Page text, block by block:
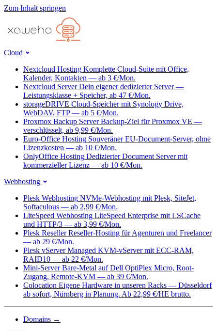
Zum Inhalt springen
Cloud
Nextcloud Hosting Komplette Cloud-Suite mit Office,
Kalender, Kontakten — ab 3 €/Mon.
Nextcloud Server Dein eigener dedizierter Server —
Leistungsklasse + Speicher, ab 47 €/Mon.
storageDRIVE Cloud-Speicher mit Synology Drive,
WebDAV, FTP — ab 5 €/Mon.
Proxmox Backup Server Backup-Ziel für Proxmox VE —
verschlüsselt, ab 9,99 €/Mon.
Euro-Office Hosting Souveräner EU-Document-Server, ohne
Lizenzkosten — ab 10 €/Mon.
OnlyOffice Hosting Dedizierter Document Server mit
kommerzieller Lizenz — ab 10 €/Mon.
Webhosting
Plesk Webhosting NVMe-Webhosting mit Plesk, SiteJet,
Softaculous — ab 2,99 €/Mon.
LiteSpeed Webhosting LiteSpeed Enterprise mit LSCache
und HTTP/3 — ab 3,99 €/Mon.
Plesk Reseller Reseller-Hosting für Agenturen und Freelancer
— ab 29 €/Mon.
Plesk vServer Managed KVM-vServer mit ECC-RAM,
RAID10 — ab 22 €/Mon.
Mini-Server Bare-Metal auf Dell OptiPlex Micro, Root-
Zugang, Remote-KVM — ab 39 €/Mon.
Colocation Eigene Hardware in unseren Racks — Düsseldorf
ab sofort, Nürnberg in Planung. Ab 22,99 €/HE brutto.
Domains →